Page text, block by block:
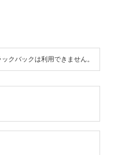
ックバックは利用できません。